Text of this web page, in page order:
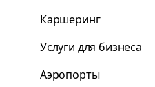
Каршеринг
Услуги для бизнеса
Аэропорты